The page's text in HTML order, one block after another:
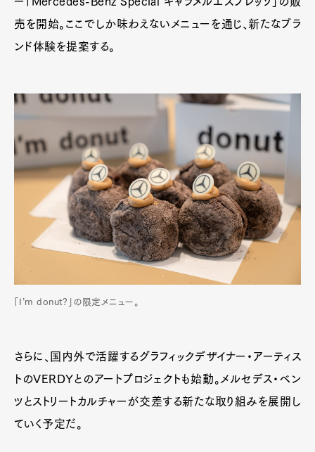
売を開始。ここでしか味わえないメニューを通じ、新たなブラ
ンド体験を提案する。
「I’m donut?」の限定メニュー。
さらに、国内外で活躍するグラフィックデザイナー・アーティス
トのVERDYとのアートプロジェクトも始動。メルセデス・ベン
ツとストリートカルチャーが交差する新たな取り組みを展開し
ていく予定だ。